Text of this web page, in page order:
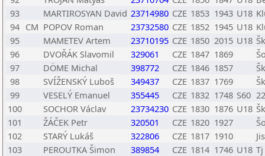
93
MARTIROSYAN David 23714980 CZE 1853 1943 U18
94 CM POPOV Roman 23732580 CZE 1852 1945 U18
95
MAMETEV Artem 23710195 CZE 1850 2015 U18
96
DVOŘÁK Slavomil 329061 CZE 1847 1869
97
DÖME Michal 398772 CZE 1846 1857
98
SVÍŽENSKÝ Luboš 349437 CZE 1837 1769
99
VESELÝ Emanuel 355445 CZE 1832 1748 S60
100
SOCHOR Václav 23734230 CZE 1830 1876 U18
101
ŽÁČEK Petr 320501 CZE 1820 1927
102
STARÝ Lukáš 322806 CZE 1817 1910
103
PEROUTKA Šimon 389854 CZE 1814 1746 U18